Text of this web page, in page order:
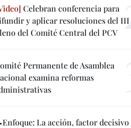
Celebran conferencia para
y aplicar resoluciones del III
del Comité Central del PCV
Permanente de Asamblea
examina reformas
La acción, factor decisivo